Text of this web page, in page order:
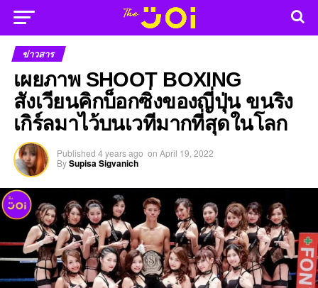
ข่าวสาร
เผยภาพ SHOOT BOXING
สังเวียนคิกบ็อกซิ่งของญี่ปุ่น ขนริง
เกิร์ลมาไว้บนเวทีมากที่สุดในโลก
Published 4 years ago on April 19, 2022
BySupisa Sigvanich